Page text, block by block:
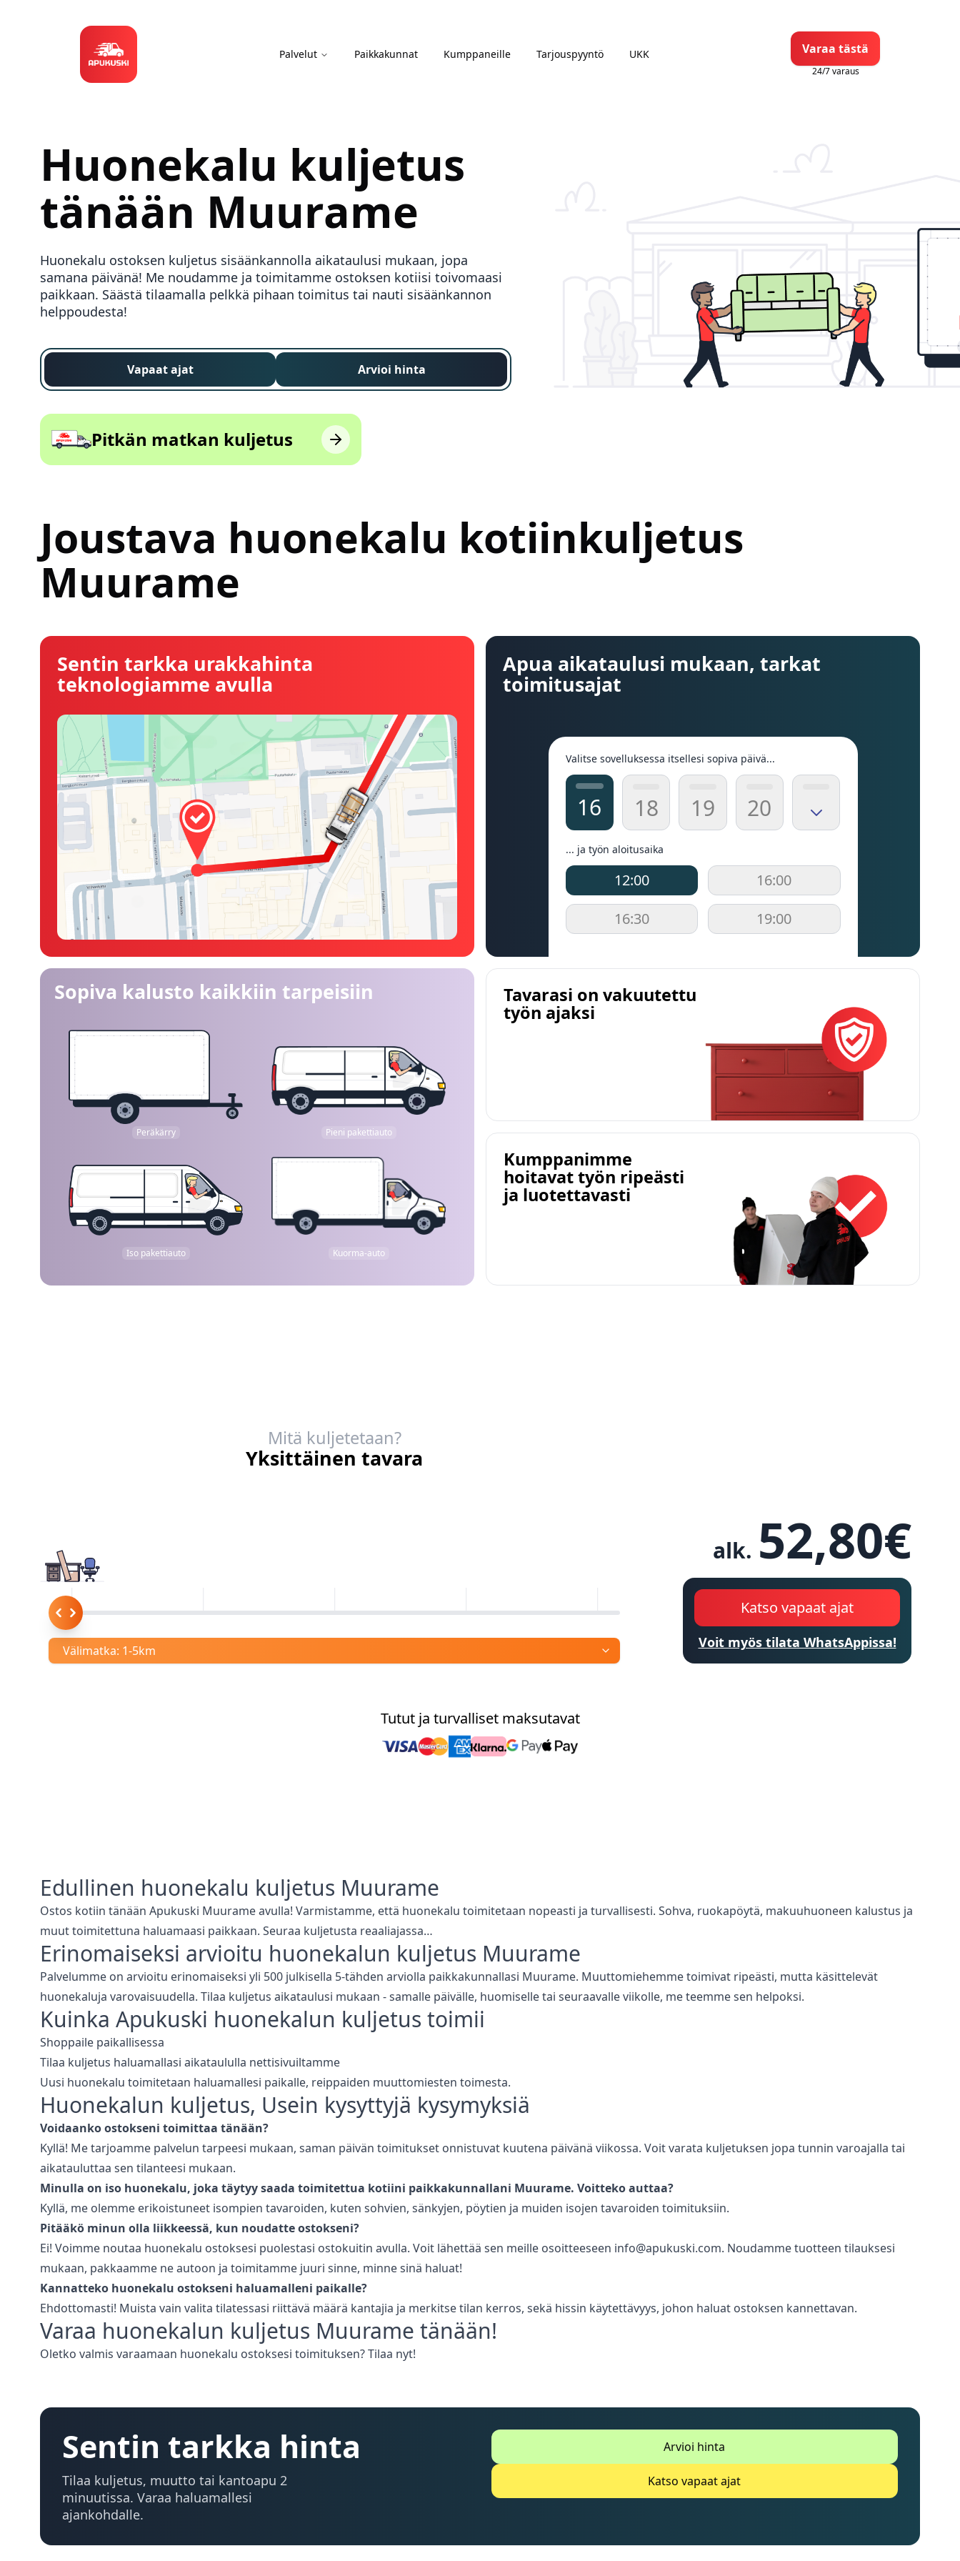
Palvelut Paikkakunnat Kumppaneille Tarjouspyyntö UKK Varaa tästä
24/7 varaus
Huonekalu kuljetus
tänään Muurame
Huonekalu ostoksen kuljetus sisäänkannolla aikataulusi mukaan, jopa
samana päivänä! Me noudamme ja toimitamme ostoksen kotiisi toivomaasi
paikkaan. Säästä tilaamalla pelkkä pihaan toimitus tai nauti sisäänkannon
helppoudesta!
Vapaat ajat Arvioi hinta
Pitkän matkan kuljetus
Joustava huonekalu kotiinkuljetus
Muurame
Sentin tarkka urakkahinta
teknologiamme avulla
Apua aikataulusi mukaan, tarkat
toimitusajat
Valitse sovelluksessa itsellesi sopiva päivä...
16 18 19 20
... ja työn aloitusaika
12:00
16:00
16:30
19:00
Sopiva kalusto kaikkiin tarpeisiin
Peräkärry Pieni pakettiauto
Iso pakettiauto Kuorma-auto
Tavarasi on vakuutettu
työn ajaksi
Kumppanimme
hoitavat työn ripeästi
ja luotettavasti
Mitä kuljetetaan?
Yksittäinen tavara
Välimatka: 1-5km
alk. 52,80€
Katso vapaat ajat
Voit myös tilata WhatsAppissa!
Tutut ja turvalliset maksutavat
Edullinen huonekalu kuljetus Muurame
Ostos kotiin tänään Apukuski Muurameavulla! Varmistamme, että huonekalu toimitetaan nopeasti ja turvallisesti. Sohva, ruokapöytä, makuuhuoneen kalustus ja
muut toimitettuna haluamaasi paikkaan. Seuraa kuljetusta reaaliajassa…
Erinomaiseksi arvioitu huonekalun kuljetus Muurame
Palvelumme on arvioitu erinomaiseksi yli 500 julkisella 5-tähden arviolla paikkakunnallasi Muurame. Muuttomiehemme toimivat ripeästi, mutta käsittelevät
huonekaluja varovaisuudella. Tilaa kuljetus aikataulusi mukaan - samalle päivälle, huomiselle tai seuraavalle viikolle, me teemme sen helpoksi.
Kuinka Apukuski huonekalun kuljetus toimii
Shoppaile paikallisessa
Tilaa kuljetus haluamallasi aikataululla nettisivuiltamme
Uusi huonekalu toimitetaan haluamallesi paikalle, reippaiden muuttomiesten toimesta.
Huonekalun kuljetus, Usein kysyttyjä kysymyksiä
Voidaanko ostokseni toimittaa tänään?
Kyllä! Me tarjoamme palvelun tarpeesi mukaan, saman päivän toimitukset onnistuvat kuutena päivänä viikossa. Voit varata kuljetuksen jopa tunnin varoajalla tai
aikatauluttaa sen tilanteesi mukaan.
Minulla on iso huonekalu, joka täytyy saada toimitettua kotiini paikkakunnallani Muurame. Voitteko auttaa?
Kyllä, me olemme erikoistuneet isompien tavaroiden, kuten sohvien, sänkyjen, pöytien ja muiden isojen tavaroiden toimituksiin.
Pitääkö minun olla liikkeessä, kun noudatte ostokseni?
Ei! Voimme noutaa huonekalu ostoksesi puolestasi ostokuitin avulla. Voit lähettää sen meille osoitteeseen info@apukuski.com. Noudamme tuotteen tilauksesi
mukaan, pakkaamme ne autoon ja toimitamme juuri sinne, minne sinä haluat!
Kannatteko huonekalu ostokseni haluamalleni paikalle?
Ehdottomasti! Muista vain valita tilatessasi riittävä määrä kantajia ja merkitse tilan kerros, sekä hissin käytettävyys, johon haluat ostoksen kannettavan.
Varaa huonekalun kuljetus Muurame tänään!
Oletko valmis varaamaan huonekalu ostoksesi toimituksen? Tilaa nyt!
Sentin tarkka hinta
Tilaa kuljetus, muutto tai kantoapu 2
minuutissa. Varaa haluamallesi
ajankohdalle.
Arvioi hinta
Katso vapaat ajat